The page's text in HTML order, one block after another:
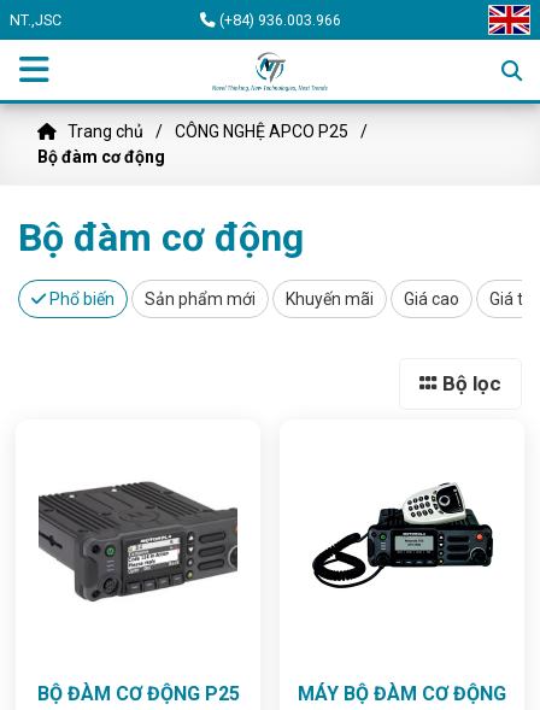
NT.,JSC (+84) 936.003.966
Trang chủ
CÔNG NGHỆ APCO P25
Bộ đàm cơ động
Bộ đàm cơ động
Phổ biến Sản phẩm mới Khuyến mãi Giá cao Giá
Bộ lọc
BỘ ĐÀM CƠ ĐỘNG P25
MÁY BỘ ĐÀM CƠ ĐỘNG